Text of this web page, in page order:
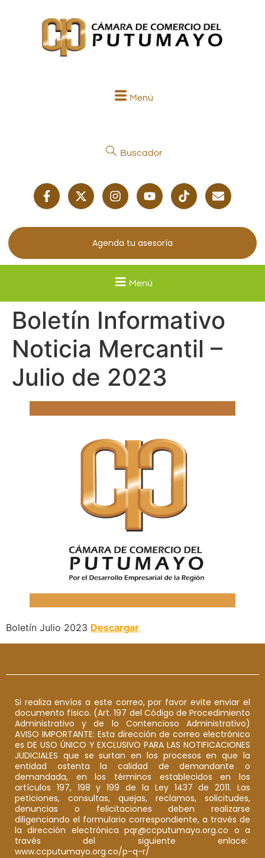
Menú
Buscador
Agenda tu asesoría
Menú
Boletín Informativo
Noticia Mercantil –
Julio de 2023
Boletín Julio 2023 Descargar
Si realiza envíos a este correo, por favor evite enviar el
documento físico. (Art. 197 del Código de Procedimiento
Administrativo y de lo Contencioso Administrativo)
AVISO IMPORTANTE: Esta dirección de correo electrónico
es DE USO ÚNICO Y EXCLUSIVO PARA LAS NOTIFICACIONES
JUDICIALES que se surtan en los procesos en que la
entidad ostenta la calidad de demandante o
demandada, en los términos establecidos en los
artículos 197, 198 y 199 de la Ley 1437 de 2011. Las
peticiones, consultas, quejas, reclamos, solicitudes,
denuncias o felicitaciones deben realizarse
diligenciando el formulario correspondiente, a través de
la dirección electrónica pqr@ccputumayo.org.co o a
través del siguiente enlace:
www.ccputumayo.org.co/p-q-r/